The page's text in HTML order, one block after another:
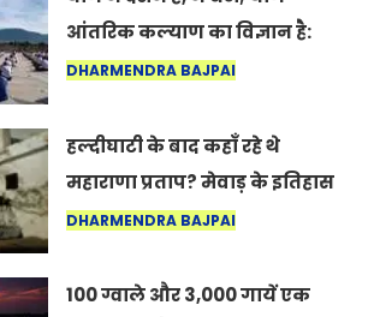
आंतरिक कल्याण का विज्ञान है:
अंतरराष्ट्रीय योग दिवस 2026 पर
DHARMENDRA BAJPAI
हल्दीघाटी के बाद कहाँ रहे थे
महाराणा प्रताप? मेवाड़ के इतिहास
का वह अनकहा अध्याय जो आज भी
DHARMENDRA BAJPAI
100 ग्वाले और 3,000 गायें एक